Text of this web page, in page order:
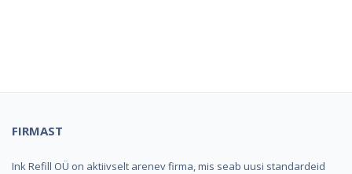
FIRMAST
Ink Refill OÜ on aktiivselt arenev firma, mis seab uusi standardeid